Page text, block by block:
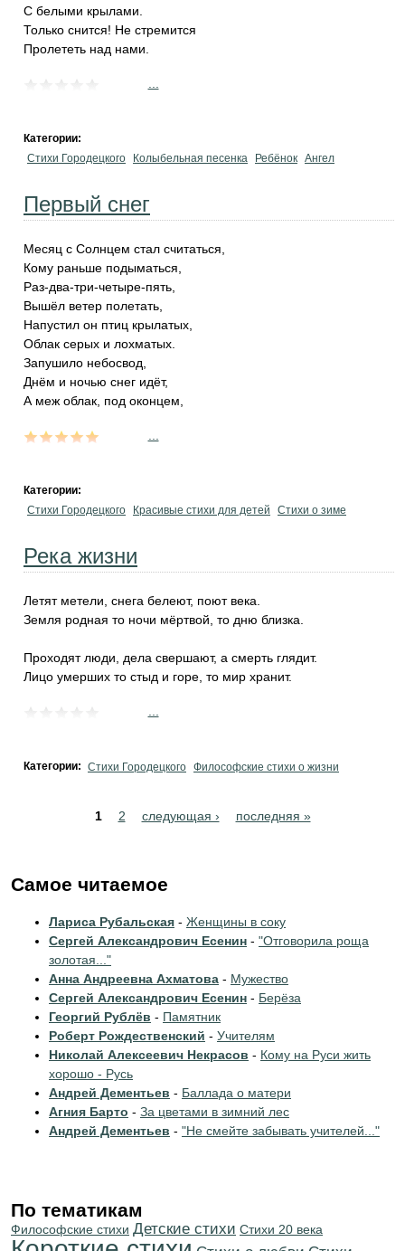
С белыми крылами.
Только снится! Не стремится
Пролететь над нами.
Категории:
Стихи Городецкого
Колыбельная песенка Ребёнок Ангел
Первый снег
Месяц с Солнцем стал считаться,
Кому раньше подыматься,
Раз-два-три-четыре-пять,
Вышёл ветер полетать,
Напустил он птиц крылатых,
Облак серых и лохматых.
Запушило небосвод,
Днём и ночью снег идёт,
А меж облак, под оконцем,
Категории:
Стихи Городецкого
Красивые стихи для детей Стихи о зиме
Река жизни
Летят метели, снега белеют, поют века.
Земля родная то ночи мёртвой, то дню близка.
Проходят люди, дела свершают, а смерть глядит.
Лицо умерших то стыд и горе, то мир хранит.
Категории: Стихи Городецкого Философские стихи о жизни
1 2 следующая › последняя »
Самое читаемое
Лариса Рубальская - Женщины в соку
Сергей Александрович Есенин - "Отговорила роща
золотая..."
Анна Андреевна Ахматова - Мужество
Сергей Александрович Есенин - Берёза
Георгий Рублёв - Памятник
Роберт Рождественский - Учителям
Николай Алексеевич Некрасов - Кому на Руси жить
хорошо - Русь
Андрей Дементьев - Баллада о матери
Агния Барто - За цветами в зимний лес
Андрей Дементьев - "Не смейте забывать учителей..."
По тематикам
Философские стихи Детские стихи Стихи 20 века